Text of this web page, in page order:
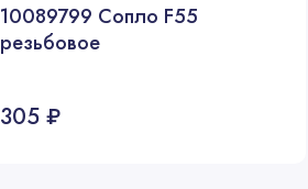
10089799 Сопло F55
резьбовое
305 ₽